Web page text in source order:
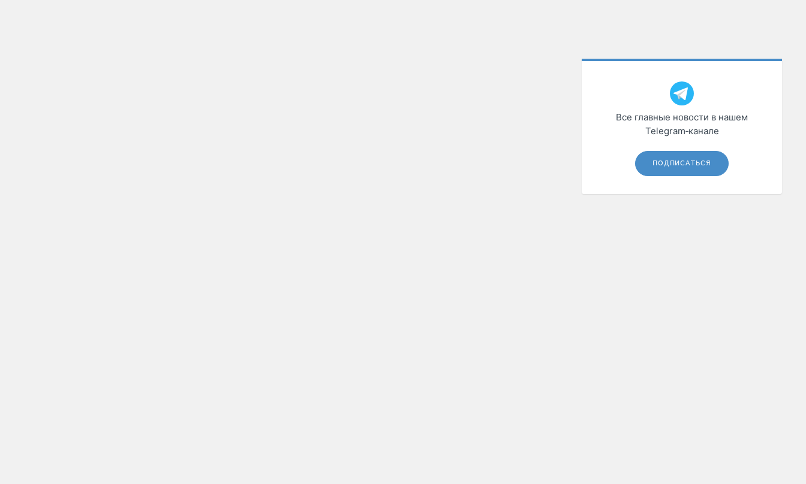
Все главные новости в нашем
Telegram‑канале
ПОДПИСАТЬСЯ